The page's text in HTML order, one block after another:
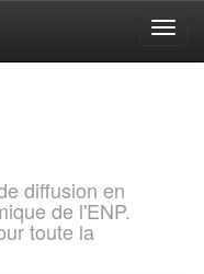
diffusion en
de l'ENP.
toute la